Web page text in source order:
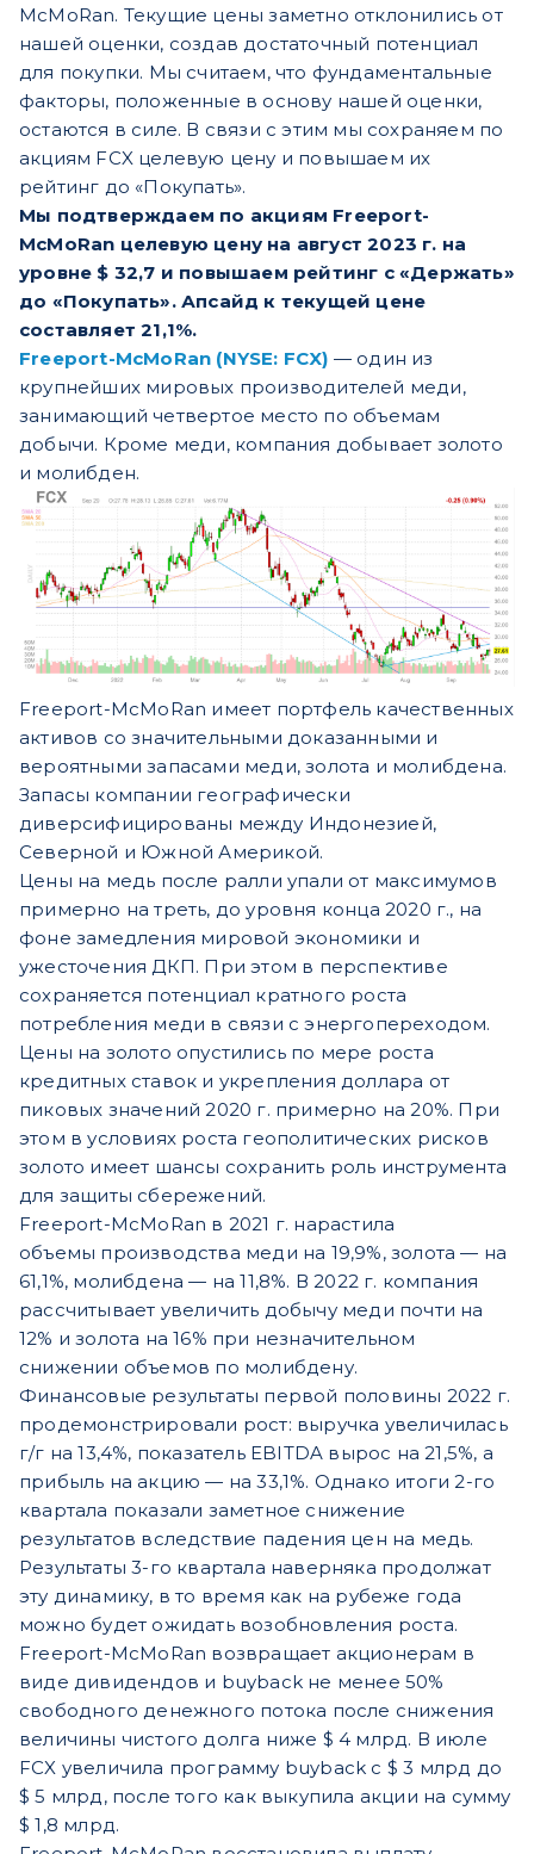
McMoRan. Текущие цены заметно отклонились от
нашей оценки, создав достаточный потенциал
для покупки. Мы считаем, что фундаментальные
факторы, положенные в основу нашей оценки,
остаются в силе. В связи с этим мы сохраняем по
акциям FCX целевую цену и повышаем их
рейтинг до «Покупать».
Мы подтверждаем по акциям Freeport-
McMoRan целевую цену на август 2023 г. на
уровне $ 32,7 и повышаем рейтинг с «Держать»
до «Покупать». Апсайд к текущей цене
составляет 21,1%.
Freeport-McMoRan (NYSE: FCX) — один из
крупнейших мировых производителей меди,
занимающий четвертое место по объемам
добычи. Кроме меди, компания добывает золото
и молибден.
Freeport-McMoRan имеет портфель качественных
активов со значительными доказанными и
вероятными запасами меди, золота и молибдена.
Запасы компании географически
диверсифицированы между Индонезией,
Северной и Южной Америкой.
Цены на медь после ралли упали от максимумов
примерно на треть, до уровня конца 2020 г., на
фоне замедления мировой экономики и
ужесточения ДКП. При этом в перспективе
сохраняется потенциал кратного роста
потребления меди в связи с энергопереходом.
Цены на золото опустились по мере роста
кредитных ставок и укрепления доллара от
пиковых значений 2020 г. примерно на 20%. При
этом в условиях роста геополитических рисков
золото имеет шансы сохранить роль инструмента
для защиты сбережений.
Freeport-McMoRan в 2021 г. нарастила
объемы производства меди на 19,9%, золота — на
61,1%, молибдена — на 11,8%. В 2022 г. компания
рассчитывает увеличить добычу меди почти на
12% и золота на 16% при незначительном
снижении объемов по молибдену.
Финансовые результаты первой половины 2022 г.
продемонстрировали рост: выручка увеличилась
г/г на 13,4%, показатель EBITDA вырос на 21,5%, а
прибыль на акцию — на 33,1%. Однако итоги 2-го
квартала показали заметное снижение
результатов вследствие падения цен на медь.
Результаты 3-го квартала наверняка продолжат
эту динамику, в то время как на рубеже года
можно будет ожидать возобновления роста.
Freeport-McMoRan возвращает акционерам в
виде дивидендов и buyback не менее 50%
свободного денежного потока после снижения
величины чистого долга ниже $ 4 млрд. В июле
FCX увеличила программу buyback с $ 3 млрд до
$ 5 млрд, после того как выкупила акции на сумму
$ 1,8 млрд.